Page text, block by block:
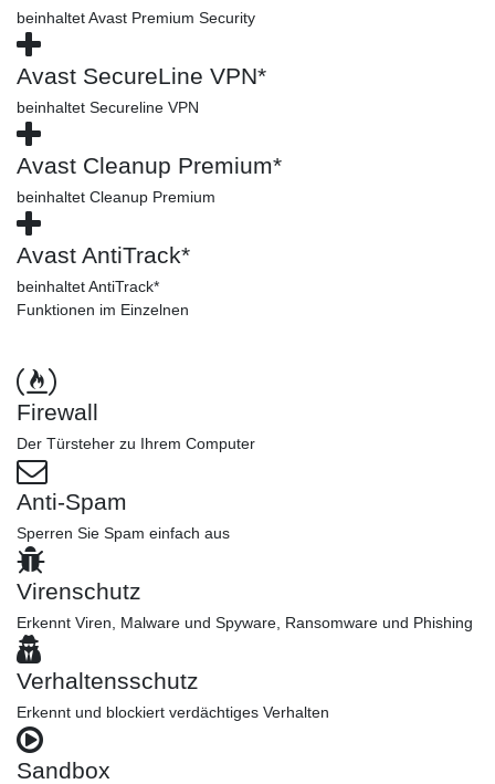
beinhaltet Avast Premium Security
Avast SecureLine VPN*
beinhaltet Secureline VPN
Avast Cleanup Premium*
beinhaltet Cleanup Premium
Avast AntiTrack*
beinhaltet AntiTrack*
Funktionen im Einzelnen
Firewall
Der Türsteher zu Ihrem Computer
Anti-Spam
Sperren Sie Spam einfach aus
Virenschutz
Erkennt Viren, Malware und Spyware, Ransomware und Phishing
Verhaltensschutz
Erkennt und blockiert verdächtiges Verhalten
Sandbox